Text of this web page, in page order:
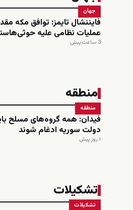
جهان
فایننشال تایمز: توافق مکه
عملیات نظامی علیه
3 ساعت پیش
منطقه
منطقه
فیدان: همه گروه‌های مسلح
دولت سوریه ادغام شوند
۱ روز پیش
تشکیلات
تشکیلات